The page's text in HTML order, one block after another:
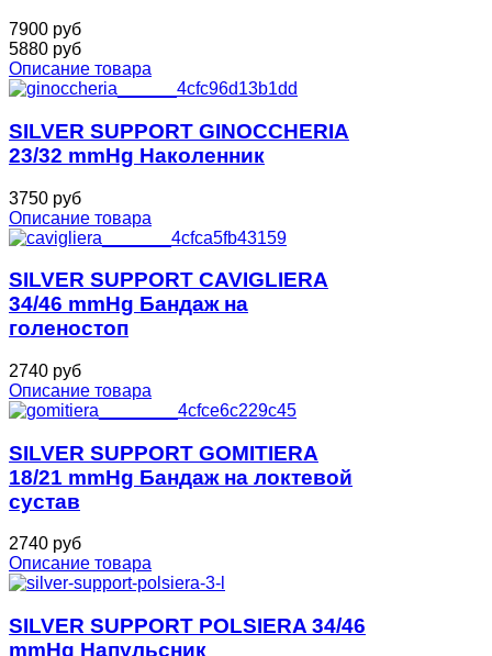
7900 руб
5880 руб
Описание товара
SILVER SUPPORT GINOCCHERIA
23/32 mmHg Наколенник
3750 руб
Описание товара
SILVER SUPPORT CAVIGLIERA
34/46 mmHg Бандаж на
голеностоп
2740 руб
Описание товара
SILVER SUPPORT GOMITIERA
18/21 mmHg Бандаж на локтевой
сустав
2740 руб
Описание товара
SILVER SUPPORT POLSIERA 34/46
mmHg Напульсник